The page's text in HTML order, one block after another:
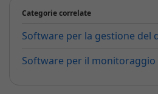
Categorie correlate
Software per la gestione del
Software per il monitoraggio